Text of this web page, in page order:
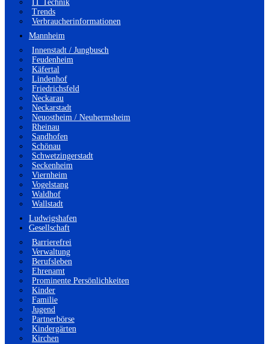
IT Technik
Trends
Verbraucherinformationen
Mannheim
Innenstadt / Jungbusch
Feudenheim
Käfertal
Lindenhof
Friedrichsfeld
Neckarau
Neckarstadt
Neuostheim / Neuhermsheim
Rheinau
Sandhofen
Schönau
Schwetzingerstadt
Seckenheim
Viernheim
Vogelstang
Waldhof
Wallstadt
Ludwigshafen
Gesellschaft
Barrierefrei
Verwaltung
Berufsleben
Ehrenamt
Prominente Persönlichkeiten
Kinder
Familie
Jugend
Partnerbörse
Kindergärten
Kirchen